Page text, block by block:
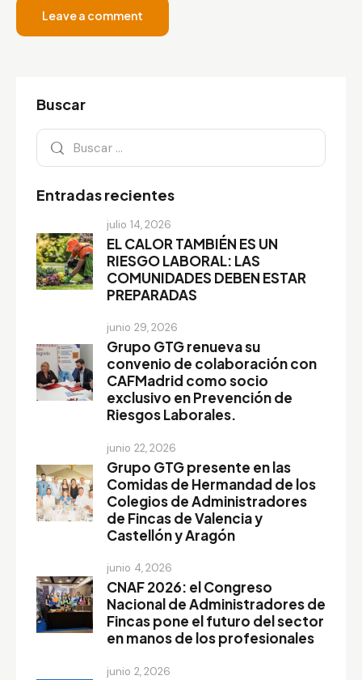
Buscar
Entradas recientes
julio 14, 2026
EL CALOR TAMBIÉN ES UN
RIESGO LABORAL: LAS
COMUNIDADES DEBEN ESTAR
PREPARADAS
junio 29, 2026
Grupo GTG renueva su
convenio de colaboración con
CAFMadrid como socio
exclusivo en Prevención de
Riesgos Laborales.
junio 22, 2026
Grupo GTG presente en las
Comidas de Hermandad de los
Colegios de Administradores
de Fincas de Valencia y
Castellón y Aragón
junio 4, 2026
CNAF 2026: el Congreso
Nacional de Administradores de
Fincas pone el futuro del sector
en manos de los profesionales
junio 2, 2026